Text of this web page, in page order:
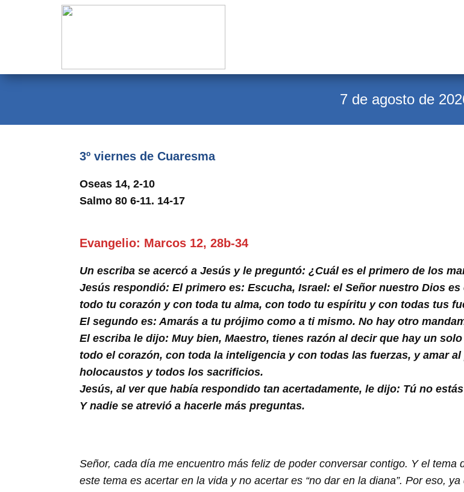
Calendario
Novena
Pastoral Vocacional
7 de agosto de
3º viernes de Cuaresma
Oseas 14, 2-10
Salmo 80 6-11. 14-17
Evangelio: Marcos 12, 28b-34
Un escriba se acercó a Jesús y le preguntó: ¿Cuál es el primero de los
Jesús respondió: El primero es: Escucha, Israel: el Señor nuestro Dios
todo tu corazón y con toda tu alma, con todo tu espíritu y con todas tus
El segundo es: Amarás a tu prójimo como a ti mismo. No hay otro
El escriba le dijo: Muy bien, Maestro, tienes razón al decir que hay un
todo el corazón, con toda la inteligencia y con todas las fuerzas, y amar
holocaustos y todos los sacrificios.
Jesús, al ver que había respondido tan acertadamente, le dijo: Tú no
Y nadie se atrevió a hacerle más preguntas.
Señor, cada día me encuentro más feliz de poder conversar contigo. Y el
este tema es acertar en la vida y no acertar es “no dar en la diana”. Por eso,